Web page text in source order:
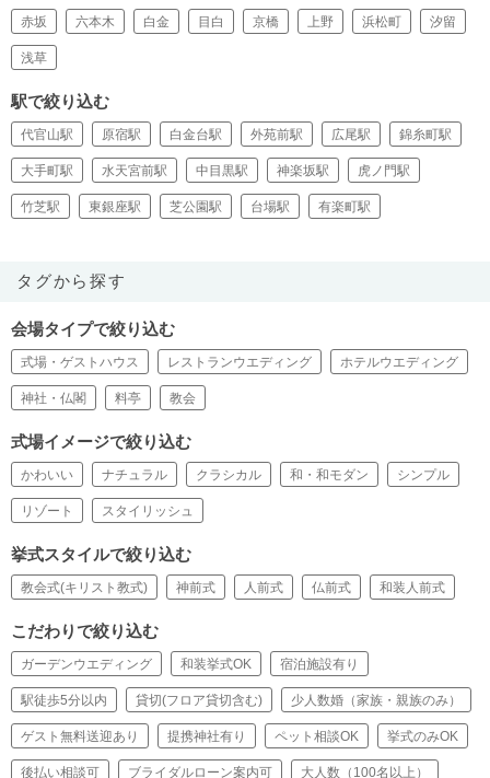
赤坂 六本木 白金 目白 京橋 上野 浜松町 汐留
浅草
駅で絞り込む
代官山駅 原宿駅 白金台駅 外苑前駅 広尾駅 錦糸町駅
大手町駅 水天宮前駅 中目黒駅 神楽坂駅 虎ノ門駅
竹芝駅 東銀座駅 芝公園駅 台場駅 有楽町駅
タグから探す
会場タイプで絞り込む
式場・ゲストハウス レストランウエディング ホテルウエディング
神社・仏閣 料亭 教会
式場イメージで絞り込む
かわいい ナチュラル クラシカル 和・和モダン シンプル
リゾート スタイリッシュ
挙式スタイルで絞り込む
教会式(キリスト教式) 神前式 人前式 仏前式 和装人前式
こだわりで絞り込む
ガーデンウエディング 和装挙式OK 宿泊施設有り
駅徒歩5分以内 貸切(フロア貸切含む) 少人数婚（家族・親族のみ）
ゲスト無料送迎あり 提携神社有り ペット相談OK 挙式のみOK
後払い相談可 ブライダルローン案内可 大人数（100名以上）